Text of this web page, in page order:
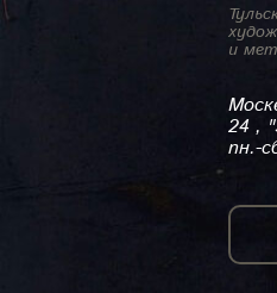
и
24 ,
пн.-